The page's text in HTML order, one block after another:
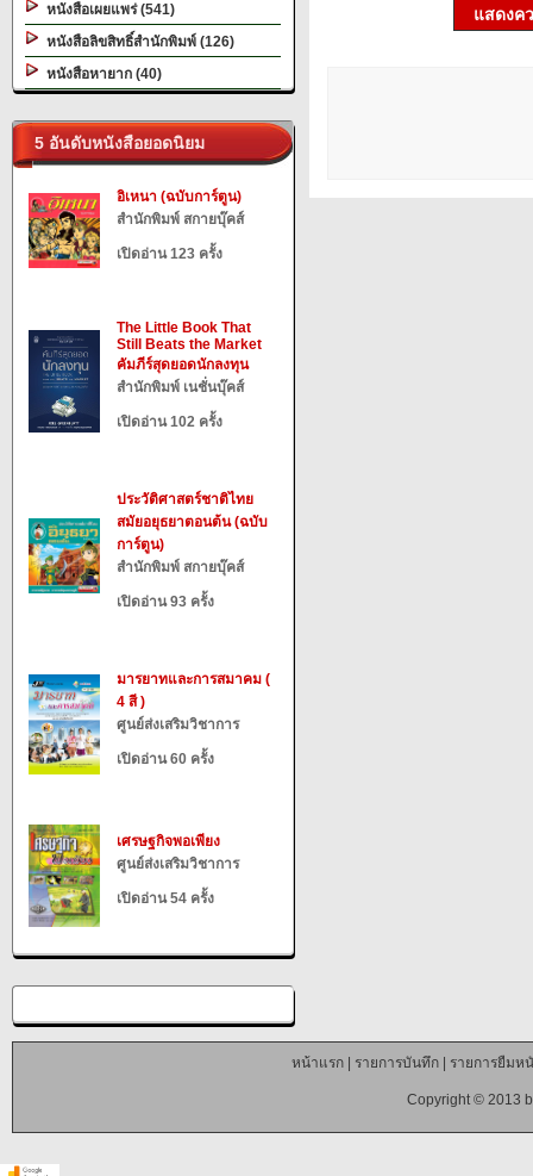
หนังสือเผยแพร่ (541)
หนังสือลิขสิทธิ์สำนักพิมพ์ (126)
หนังสือหายาก (40)
5 อันดับหนังสือยอดนิยม
อิเหนา (ฉบับการ์ตูน)
สำนักพิมพ์ สกายบุ๊คส์
เปิดอ่าน 123 ครั้ง
The Little Book That
Still Beats the Market
คัมภีร์สุดยอดนักลงทุน
สำนักพิมพ์ เนชั่นบุ๊คส์
เปิดอ่าน 102 ครั้ง
ประวัติศาสตร์ชาติไทย
สมัยอยุธยาตอนต้น (ฉบับ
การ์ตูน)
สำนักพิมพ์ สกายบุ๊คส์
เปิดอ่าน 93 ครั้ง
มารยาทและการสมาคม (
4 สี )
ศูนย์ส่งเสริมวิชาการ
เปิดอ่าน 60 ครั้ง
เศรษฐกิจพอเพียง
ศูนย์ส่งเสริมวิชาการ
เปิดอ่าน 54 ครั้ง
แสดงค
หน้าแรก| รายการบันทึก| รายการยืมห
Copyright © 2013